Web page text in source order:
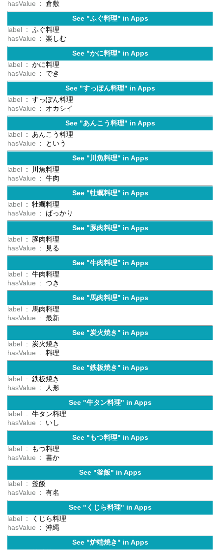
hasValue
: 倉敷
See "ふぐ料理" in Apps
label
: ふぐ料理
hasValue
: 楽しむ
See "かに料理" in Apps
label
: かに料理
hasValue
: でき
See "すっぽん料理" in Apps
label
: すっぽん料理
hasValue
: オカシイ
See "あんこう料理" in Apps
label
: あんこう料理
hasValue
: という
See "川魚料理" in Apps
label
: 川魚料理
hasValue
: 牛肉
See "牡蠣料理" in Apps
label
: 牡蠣料理
hasValue
: ばっかり
See "豚肉料理" in Apps
label
: 豚肉料理
hasValue
: 見る
See "牛肉料理" in Apps
label
: 牛肉料理
hasValue
: つき
See "馬肉料理" in Apps
label
: 馬肉料理
hasValue
: 最新
See "炭火焼き" in Apps
label
: 炭火焼き
hasValue
: 料理
See "鉄板焼き" in Apps
label
: 鉄板焼き
hasValue
: 人形
See "牛タン料理" in Apps
label
: 牛タン料理
hasValue
: いし
See "もつ料理" in Apps
label
: もつ料理
hasValue
: 書か
See "釜飯" in Apps
label
: 釜飯
hasValue
: 有名
See "くじら料理" in Apps
label
: くじら料理
hasValue
: 沖縄
See "炉端焼き" in Apps